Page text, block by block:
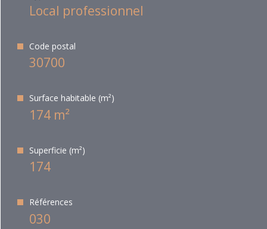
Local professionnel
Code postal
30700
Surface habitable (m²)
174 m²
Superficie (m²)
174
Références
030